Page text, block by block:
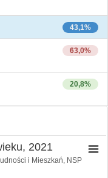
43,1%
63,0%
20,8%
2021
i Mieszkań, NSP